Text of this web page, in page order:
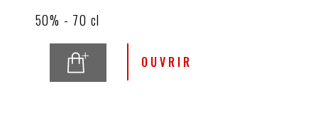
distillerie Nine Leaves
Takeuchi en 2013 à Otsu sur
les berges du lac Biwa
50% - 70 cl
OUVRIR